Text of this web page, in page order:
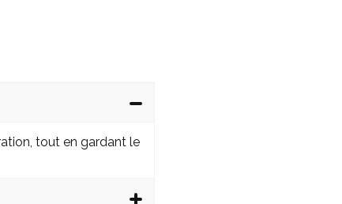
tout en gardant le